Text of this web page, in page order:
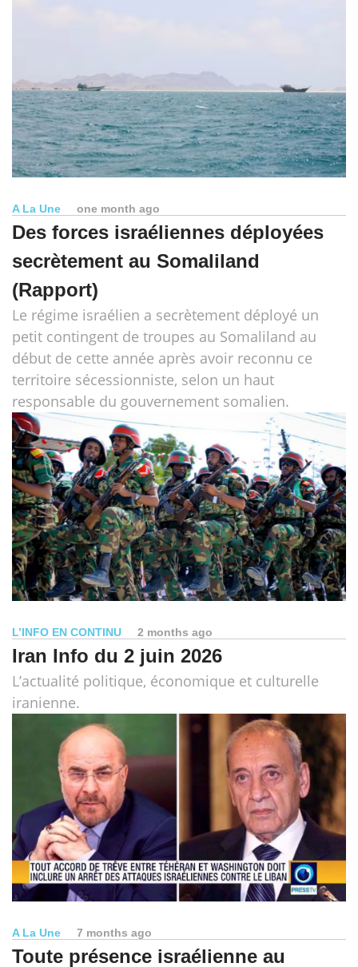
A La Une one month ago
Des forces israéliennes déployées
secrètement au Somaliland
(Rapport)
Le régime israélien a secrètement déployé un
petit contingent de troupes au Somaliland au
début de cette année après avoir reconnu ce
territoire sécessionniste, selon un haut
responsable du gouvernement somalien.
L’INFO EN CONTINU 2 months ago
Iran Info du 2 juin 2026
L’actualité politique, économique et culturelle
iranienne.
A La Une 7 months ago
Toute présence israélienne au